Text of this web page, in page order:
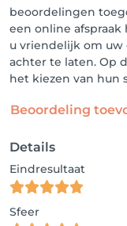
beoordelingen
een online
u vriendelijk om
achter te laten. Op
het kiezen van hun
Beoordeling
Details
Eindresultaat
Sfeer